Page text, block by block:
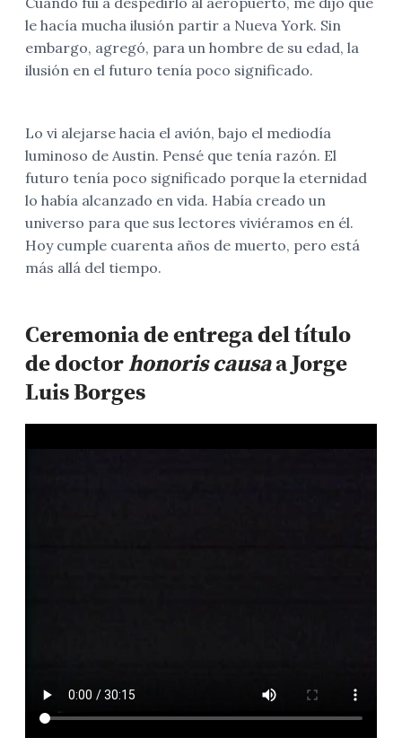
le hacía mucha ilusión partir a Nueva York. Sin
embargo, agregó, para un hombre de su edad, la
ilusión en el futuro tenía poco significado.
Lo vi alejarse hacia el avión, bajo el mediodía
luminoso de Austin. Pensé que tenía razón. El
futuro tenía poco significado porque la eternidad
lo había alcanzado en vida. Había creado un
universo para que sus lectores viviéramos en él.
Hoy cumple cuarenta años de muerto, pero está
más allá del tiempo.
Ceremonia de entrega del título
de doctorhonoris causaa Jorge
Luis Borges